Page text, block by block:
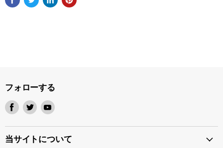
フォローする
Facebook
見
つ
Twitter
見
つ
Youtube
見
つ
当サイトについて